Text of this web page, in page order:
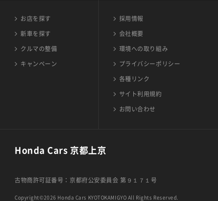
お店を探す
新車を探す
クルマの整備
キャンペーン
採用情報
会社概要
環境への取り組み
プライバシーポリシー
各種リンク
サイト利用規約
お問い合わせ
Honda Cars 京都上京
古物商許可証番号：京都府公安委員会 第９１７１号
Copyright©2026 Honda Cars KYOTOKAMIGYO All Rights Reserved.